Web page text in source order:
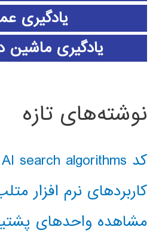
یادگیری
یادگیری ماشین
نوشته‌های تازه
کد classical AI search algorithms
کاربردهای نرم افزار
مشاهده واحدهای